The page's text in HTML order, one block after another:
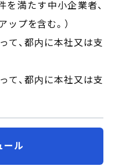
満たす中小企業者、
ップを含む。）
て、都内に本社又は支
て、都内に本社又は支
ール